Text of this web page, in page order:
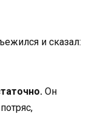
и сказал:
Он